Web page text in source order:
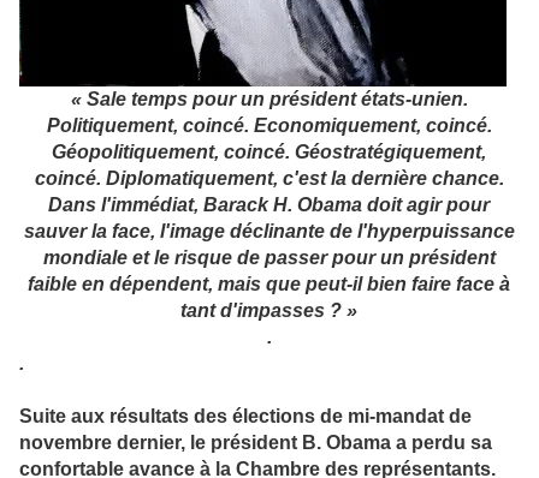
« Sale temps pour un président états-unien.
Politiquement, coincé. Economiquement, coincé.
Géopolitiquement, coincé. Géostratégiquement,
coincé. Diplomatiquement, c'est la dernière chance.
Dans l'immédiat, Barack H. Obama doit agir pour
sauver la face, l'image déclinante de l'hyperpuissance
mondiale et le risque de passer pour un président
faible en dépendent, mais que peut-il bien faire face à
tant d'impasses ? »
.
.
Suite aux résultats des élections de mi-mandat de
novembre dernier, le président B. Obama a perdu sa
confortable avance à la Chambre des représentants.